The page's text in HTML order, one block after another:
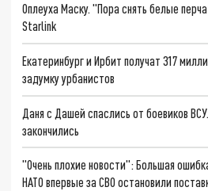
Оплеуха Маску. "Пора снять белые
Starlink
Екатеринбург и Ирбит получат 317
задумку урбанистов
Даня с Дашей спаслись от боевиков
закончились
"Очень плохие новости": Большая
НАТО впервые за СВО остановили